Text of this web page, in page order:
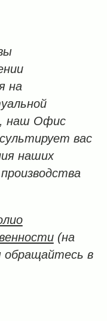
на
наш Офис
вас
наших
(на
обращайтесь в